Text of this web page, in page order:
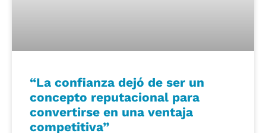
“La confianza dejó de ser un
concepto reputacional para
convertirse en una ventaja
competitiva”